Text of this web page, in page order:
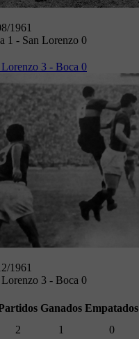
1961
1 - San Lorenzo 0
Lorenzo 3 - Boca 0
1961
Lorenzo 3 - Boca 0
Ganados Empatados
2 1 0